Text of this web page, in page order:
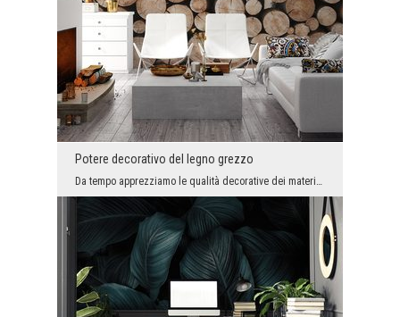
Potere decorativo del legno grezzo
Da tempo apprezziamo le qualità decorative dei materiali naturali, che non hanno subito modifiche...